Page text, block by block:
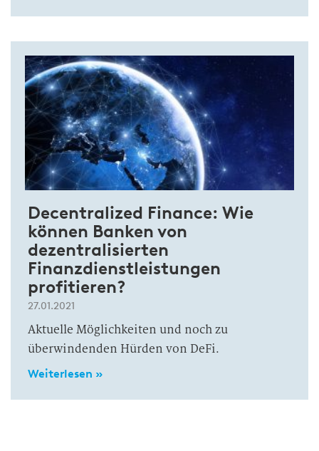
Decentralized Finance: Wie
können Banken von
dezentralisierten
Finanzdienstleistungen
profitieren?
27.01.2021
Aktuelle Möglichkeiten und noch zu
überwindenden Hürden von DeFi.
Weiterlesen »